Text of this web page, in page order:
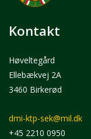
Kontakt
Høveltegård
Ellebækvej 2A
3460 Birkerød
dmi-ktp-sek@mil.dk
+45 2210 0950